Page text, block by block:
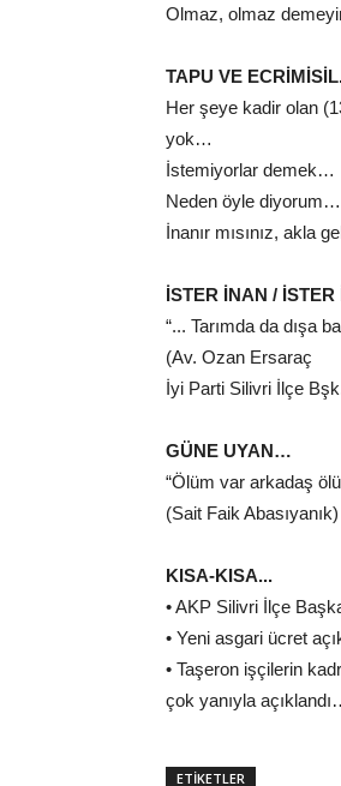
Olmaz, olmaz
TAPU VE
Her şeye kadir olan
yok…
İstemiyorlar demek…
Neden öyle diyorum…
İnanır mısınız,
İSTER İNAN /
“... Tarımda da dışa
(Av. Ozan Ersaraç
İyi Parti Silivri İlçe
GÜNE UYAN…
“Ölüm var arkadaş
(Sait Faik Abasıyanık)
KISA-KISA...
• AKP Silivri İlçe
• Yeni asgari ücret
• Taşeron işçilerin
çok yanıyla
ETİKETLER